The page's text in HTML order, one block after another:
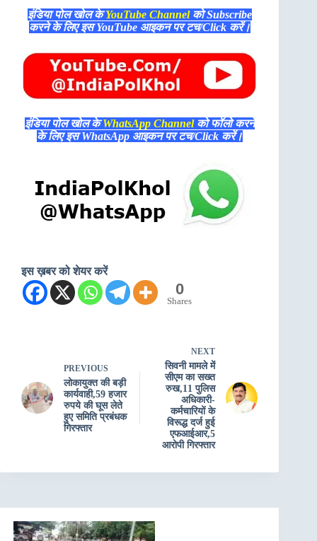
इंडिया पोल खोल केYouTube Channelको Subscribe
करने के लिए इस YouTube आइकन पर टच/Click करें।
इंडिया पोल खोल केWhatsApp Channelको फॉलो करने
के लिए इस WhatsApp आइकन पर टच/Click करें।
इस ख़बर को शेयर करें
0
Shares
PREVIOUS
लोकायुक्त की बड़ी
कार्यवाही,59 हजार
रुपये की घूस लेते
हुए समिति प्रबंधक
गिरफ्तार
NEXT
सिवनी मामले में
सीएम का सख्त
रुख,11 पुलिस
अधिकारी-
कर्मचारियों के
विरूद्ध दर्ज हुई
एफआईआर,5
आरोपी गिरफ्तार